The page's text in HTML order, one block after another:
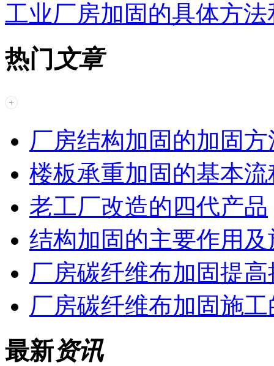
工业厂房加固的具体方法
热门 文章
厂房结构加固的加固
楼板承重加固的基本
老工厂改造的四代产品
结构加固的主要作用
厂房碳纤维布加固提
厂房碳纤维布加固施
最新资讯